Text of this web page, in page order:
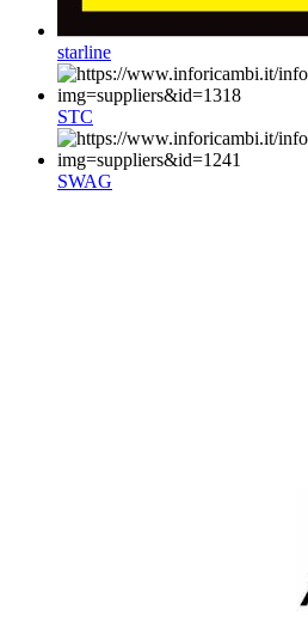
starline
STC
SWAG